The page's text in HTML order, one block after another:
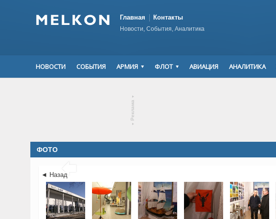
Главная Контакты
Новости, События, Аналитика
НОВОСТИ СОБЫТИЯ АРМИЯ ФЛОТ АВИАЦИЯ АНАЛИТИКА
▾
Реклама
▾
ФОТО

◄ Назад